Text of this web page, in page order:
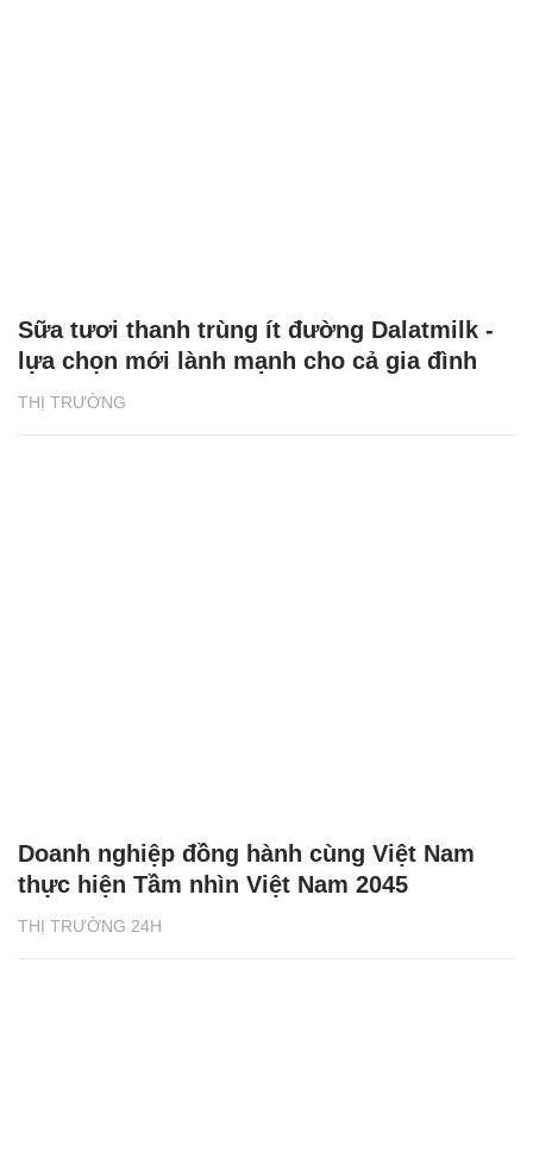
THỊ TRƯỜNG
Sữa tươi thanh trùng ít đường Dalatmilk -
lựa chọn mới lành mạnh cho cả gia đình
THỊ TRƯỜNG 24H
Doanh nghiệp đồng hành cùng Việt Nam
thực hiện Tầm nhìn Việt Nam 2045